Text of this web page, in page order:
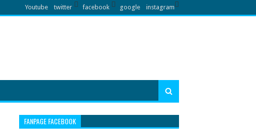
Youtube twitter facebook google instagram
FANPAGE FACEBOOK